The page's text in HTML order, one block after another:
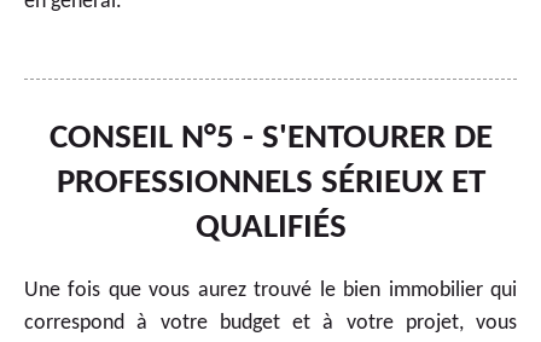
CONSEIL N°5 - S'ENTOURER DE
PROFESSIONNELS SÉRIEUX ET
QUALIFIÉS
Une fois que vous aurez trouvé le bien immobilier qui
correspond à votre budget et à votre projet, vous